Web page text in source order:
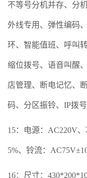
不等号分机并存、分
外线专用、弹性编码
环、智能值班、呼叫
缩位拨号、语音叫醒
店管理、断电记忆、
码、分区振铃、IP拨号
15：电源：AC220V
5%、铃流：
16：尺寸：